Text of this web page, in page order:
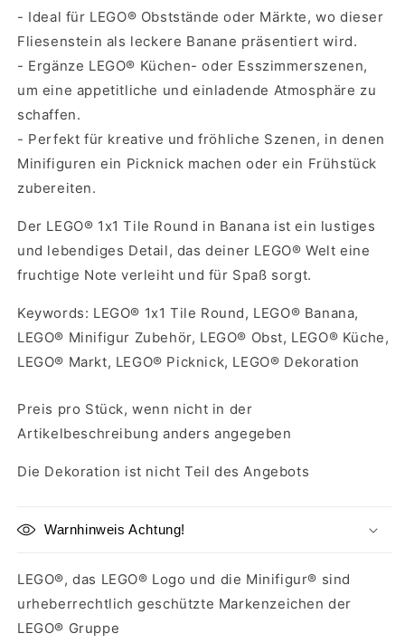
- Ideal für LEGO® Obststände oder Märkte, wo dieser
Fliesenstein als leckere Banane präsentiert wird.
- Ergänze LEGO® Küchen- oder Esszimmerszenen,
um eine appetitliche und einladende Atmosphäre zu
schaffen.
- Perfekt für kreative und fröhliche Szenen, in denen
Minifiguren ein Picknick machen oder ein Frühstück
zubereiten.
Der LEGO® 1x1 Tile Round in Banana ist ein lustiges
und lebendiges Detail, das deiner LEGO® Welt eine
fruchtige Note verleiht und für Spaß sorgt.
Keywords: LEGO® 1x1 Tile Round, LEGO® Banana,
LEGO® Minifigur Zubehör, LEGO® Obst, LEGO® Küche,
LEGO® Markt, LEGO® Picknick, LEGO® Dekoration
Preis pro Stück, wenn nicht in der
Artikelbeschreibung anders angegeben
Die Dekoration ist nicht Teil des Angebots
Warnhinweis Achtung!
LEGO®, das LEGO® Logo und die Minifigur® sind
urheberrechtlich geschützte Markenzeichen der
LEGO® Gruppe